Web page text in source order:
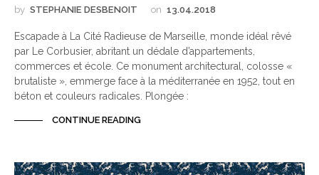
by STEPHANIE DESBENOIT on 13.04.2018
Escapade à La Cité Radieuse de Marseille, monde idéal rêvé
par Le Corbusier, abritant un dédale d’appartements,
commerces et école. Ce monument architectural, colosse «
brutaliste », emmerge face à la méditerranée en 1952, tout en
béton et couleurs radicales. Plongée :
CONTINUE READING